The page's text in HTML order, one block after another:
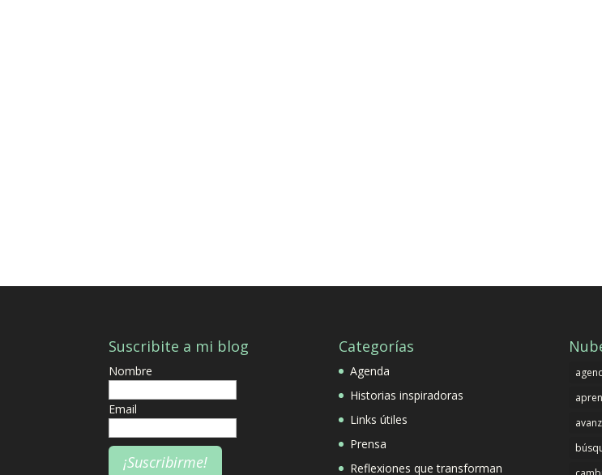
Suscribite a mi blog
Nombre
Email
Categorías
Agenda
Historias inspiradoras
Links útiles
Prensa
Reflexiones que transforman